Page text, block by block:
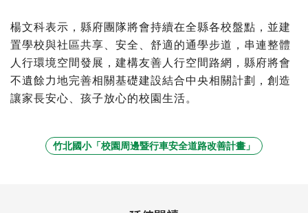
楊文科表示，縣府團隊將會持續在全縣各校盤點，並建
置學校與社區共享、安全、舒適的通學步道，串連整體
人行環境空間發展，建構友善人行空間路網，縣府將會
不遺餘力地完善相關基礎建設結合中央相關計劃，創造
讓家長安心、孩子放心的校園生活。
竹北國小「校園周邊暨行車安全道路改善計畫」